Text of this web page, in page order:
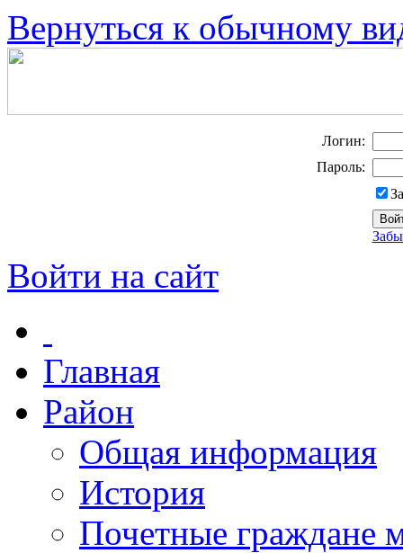
Вернуться к обычному
Логин:
Пароль:
Войти на сайт
Главная
Район
Общая информация
История
Почетные граждане